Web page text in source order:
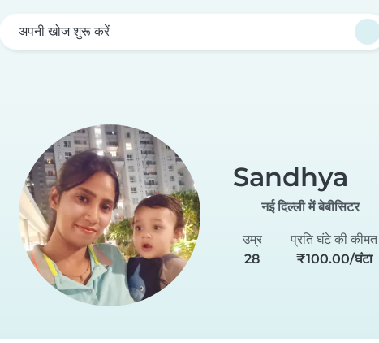
अपनी खोज शुरू करें
Sandhya
नई दिल्ली में बेबीसिटर
उम्र
28
प्रति घंटे की कीमत
₹100.00/घंटा